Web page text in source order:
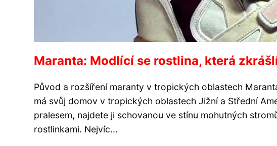
Maranta: Modlící se rostlina, která
Původ a rozšíření maranty v tropických oblastech
má svůj domov v tropických oblastech Jižní a Střední
pralesem, najdete ji schovanou ve stínu mohutných
rostlinkami. Nejvíc...